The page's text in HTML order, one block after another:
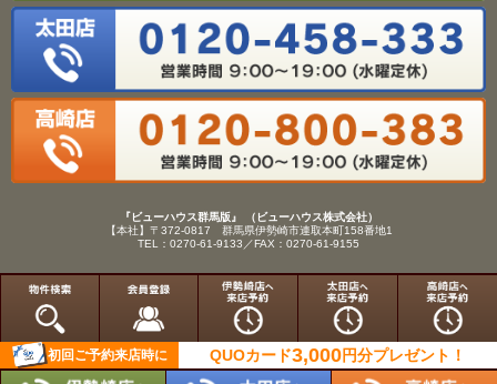
『ビューハウス群馬版』 （ビューハウス株式会社）
【本社】〒372-0817 群馬県伊勢崎市連取本町158番地1
TEL：0270-61-9133／FAX：0270-61-9155
Copyright(C)View House(R)Inc.All Rights Reserved.
初回ご予約来店時に QUOカード3,000円分プレゼント！